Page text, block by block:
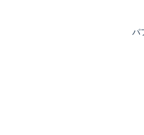
【本書で得られること
・科学的なストレス
・ステップ「BRAIN